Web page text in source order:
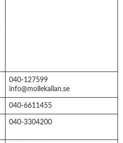
040-127599
info@mollekallan.se
040-6611455
040-3304200